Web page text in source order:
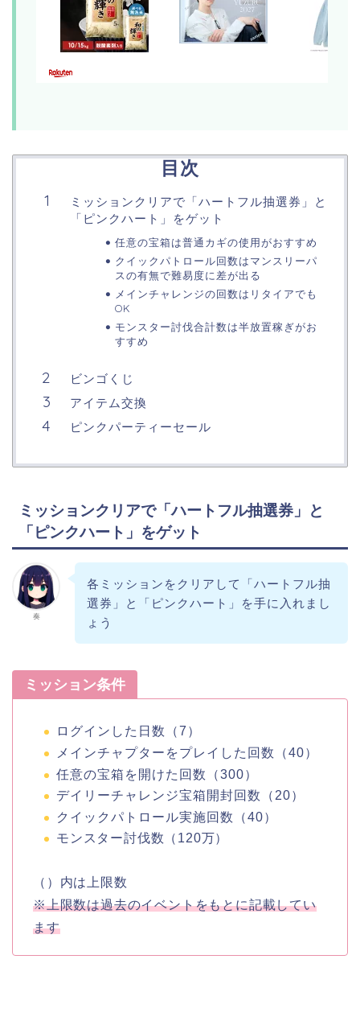
目次
ミッションクリアで「ハートフル抽選券」と
「ピンクハート」をゲット
任意の宝箱は普通カギの使用がおすすめ
クイックパトロール回数はマンスリーパ
スの有無で難易度に差が出る
メインチャレンジの回数はリタイアでも
OK
モンスター討伐合計数は半放置稼ぎがお
すすめ
ビンゴくじ
アイテム交換
ピンクパーティーセール
ミッションクリアで「ハートフル抽選券」と
「ピンクハート」をゲット
奏
各ミッションをクリアして「ハートフル抽
選券」と「ピンクハート」を手に入れまし
ょう
ミッション条件
ログインした日数（7）
メインチャプターをプレイした回数（40）
任意の宝箱を開けた回数（300）
デイリーチャレンジ宝箱開封回数（20）
クイックパトロール実施回数（40）
モンスター討伐数（120万）
（）内は上限数
※上限数は過去のイベントをもとに記載してい
ます